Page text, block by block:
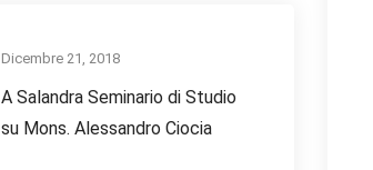
Dicembre 21, 2018
A Salandra Seminario di Studio
su Mons. Alessandro Ciocia